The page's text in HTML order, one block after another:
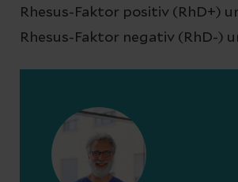
Rhesus-Faktor positiv (RhD+)
Rhesus-Faktor negativ (RhD-)